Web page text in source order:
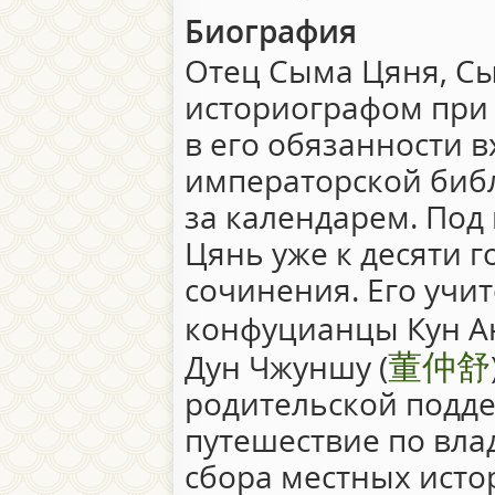
Биография
Отец Сыма Цяня,
историографом
в его обязанности
императорской
за календарем.
Цянь уже к десяти
сочинения. Его
конфуцианцы Кун
Дун Чжуншу (董仲舒
родительской
путешествие по
сбора местных